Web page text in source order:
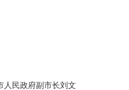
人民政府副市长刘文